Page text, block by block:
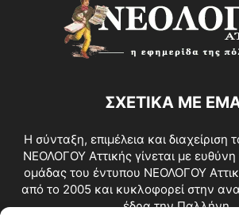
ΣΧΕΤΙΚΑ ΜΕ
Η σύνταξη, επιμέλεια και διαχείριση
ΝΕΟΛΟΓΟΥ Αττικής γίνεται με ευθύνη
ομάδας του έντυπου ΝΕΟΛΟΓΟΥ
από το 2005 και κυκλοφορεί στην
έδρα την Παλλήνη.